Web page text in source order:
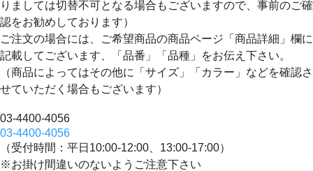
りましては切替不可となる場合もございますので、事前のご確
認をお勧めしております）
ご注文の場合には、ご希望商品の商品ページ「商品詳細」欄に
記載してございます、
「品番」「品種」
をお伝え下さい。
（商品によってはその他に「サイズ」「カラー」などを確認さ
せていただく場合もございます）
03-4400-4056
03-4400-4056
（受付時間：平日10:00-12:00、13:00-17:00）
※お掛け間違いのないようご注意下さい